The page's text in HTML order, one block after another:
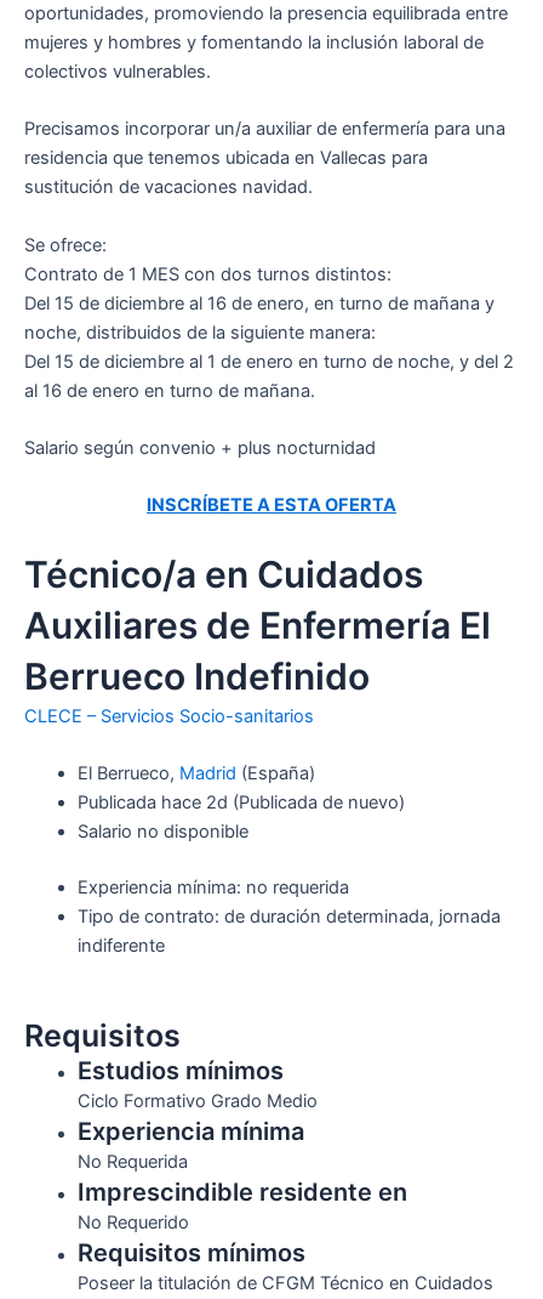
oportunidades, promoviendo la presencia equilibrada entre
mujeres y hombres y fomentando la inclusión laboral de
colectivos vulnerables.
Precisamos incorporar un/a auxiliar de enfermería para una
residencia que tenemos ubicada en Vallecas para
sustitución de vacaciones navidad.
Se ofrece:
Contrato de 1 MES con dos turnos distintos:
Del 15 de diciembre al 16 de enero, en turno de mañana y
noche, distribuidos de la siguiente manera:
Del 15 de diciembre al 1 de enero en turno de noche, y del 2
al 16 de enero en turno de mañana.
Salario según convenio + plus nocturnidad
INSCRÍBETE A ESTA OFERTA
Técnico/a en Cuidados
Auxiliares de Enfermería El
Berrueco Indefinido
CLECE – Servicios Socio-sanitarios
El Berrueco, Madrid (España)
Publicada hace 2d (Publicada de nuevo)
Salario no disponible
Experiencia mínima: no requerida
Tipo de contrato: de duración determinada, jornada
indiferente
Requisitos
Estudios mínimos
Ciclo Formativo Grado Medio
Experiencia mínima
No Requerida
Imprescindible residente en
No Requerido
Requisitos mínimos
Poseer la titulación de CFGM Técnico en Cuidados